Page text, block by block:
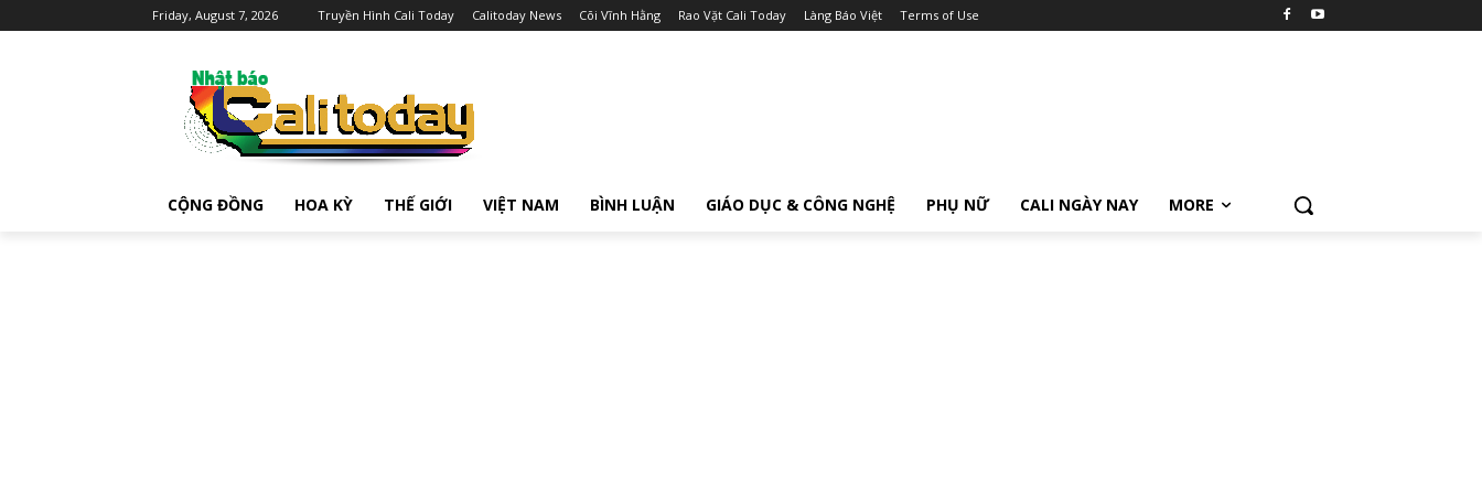
Friday, August 7, 2026 Truyền Hình Cali Today Calitoday News Cõi Vĩnh Hằng Rao Vặt Cali Today Làng Báo Việt Terms of Use
CỘNG ĐỒNG HOA KỲ THẾ GIỚI VIỆT NAM BÌNH LUẬN GIÁO DỤC & CÔNG NGHỆ PHỤ NỮ CALI NGÀY NAY MORE